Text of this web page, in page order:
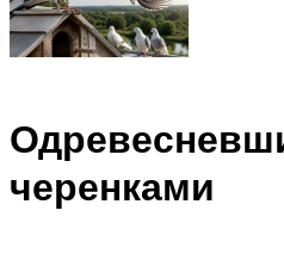
черенками